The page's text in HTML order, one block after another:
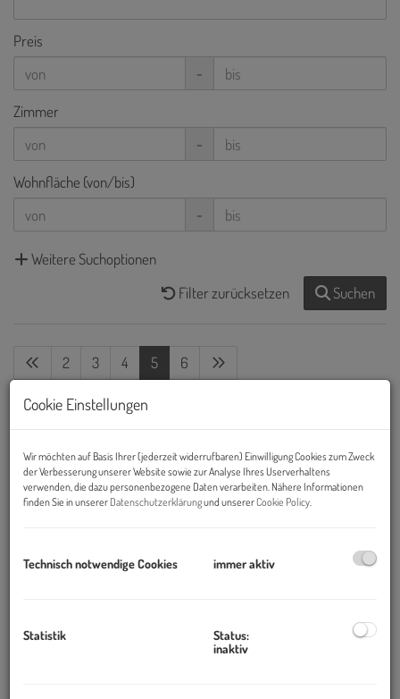
Preis
-
Zimmer
-
Wohnfläche (von/bis)
-
Weitere Suchoptionen
Filter zurücksetzen
Suchen
2 3 4 5 6
ANLEGERWOHNUNG |TOPLAGE | FERNBLICK | 36.
ETAGE
1020 Wien, Wehlistraße
ca. 44,37 m2
Cookie Einstellungen
Wir möchten auf Basis Ihrer (jederzeit widerrufbaren) Einwilligung Cookies zum Zweck
der Verbesserung unserer Website sowie zur Analyse Ihres Userverhaltens
verwenden, die dazu personenbezogene Daten verarbeiten. Nähere Informationen
finden Sie in unserer Datenschutzerklärungund unsererCookie Policy
Technisch notwendige Cookies immer aktiv
Statistik
Status:
inaktiv